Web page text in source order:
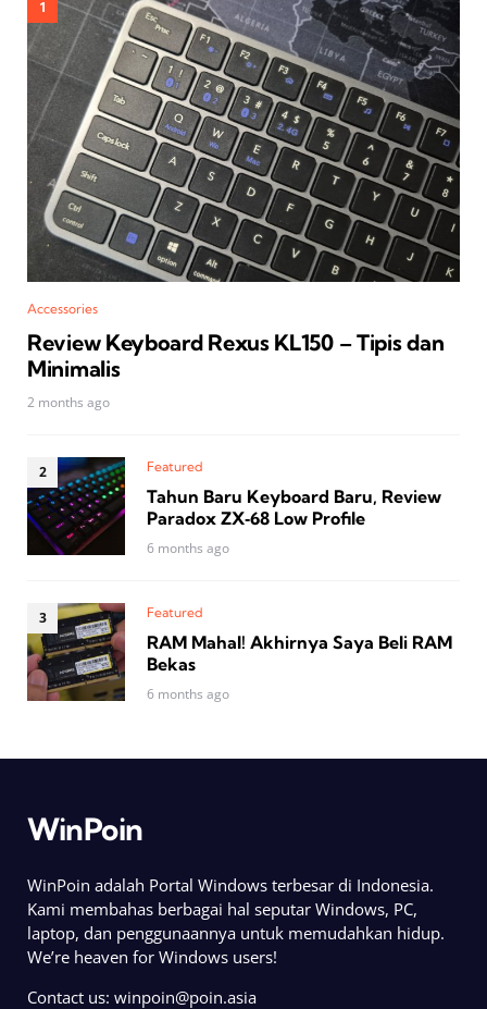
Accessories
Review Keyboard Rexus KL150 – Tipis dan
Minimalis
2 months ago
Featured
Tahun Baru Keyboard Baru, Review
Paradox ZX‑68 Low Profile
6 months ago
Featured
RAM Mahal! Akhirnya Saya Beli RAM
Bekas
6 months ago
WinPoin
WinPoin adalah Portal Windows terbesar di Indonesia.
Kami membahas berbagai hal seputar Windows, PC,
laptop, dan penggunaannya untuk memudahkan hidup.
We’re heaven for Windows users!
Contact us: winpoin@poin.asia